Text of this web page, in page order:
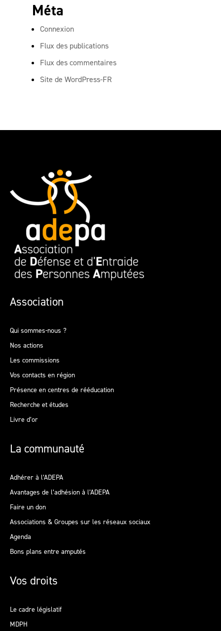
Méta
Connexion
Flux des publications
Flux des commentaires
Site de WordPress-FR
Association
Qui sommes-nous ?
Nos actions
Les commissions
Vos contacts en région
Présence en centres de rééducation
Recherche et études
Livre d’or
La communauté
Adhérer à l’ADEPA
Avantages de l’adhésion à l’ADEPA
Faire un don
Associations & Groupes sur les réseaux sociaux
Agenda
Bons plans entre amputés
Vos droits
Le cadre législatif
MDPH